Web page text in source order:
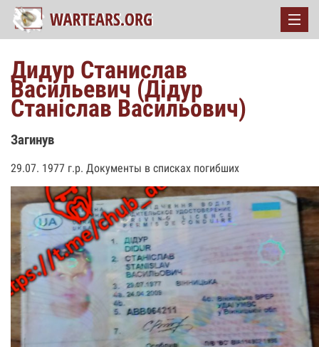
Дидур Станислав
Васильевич (Дідур
Станіслав Васильович)
Загинув
29.07. 1977 г.р. Документы в списках погибших